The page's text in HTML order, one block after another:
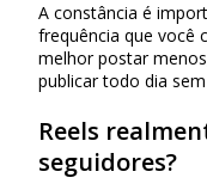
A constância é
frequência que você
melhor postar
publicar todo dia
Reels
seguidores?